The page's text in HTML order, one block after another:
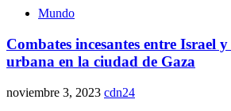
Mundo
Combates incesantes entre Israel
urbana en la ciudad de Gaza
noviembre 3, 2023 cdn24